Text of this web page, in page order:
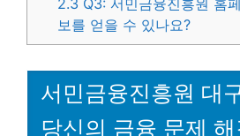
보를 얻을 수 있나요?
서민금융진흥원 대
당신의 금융 문제